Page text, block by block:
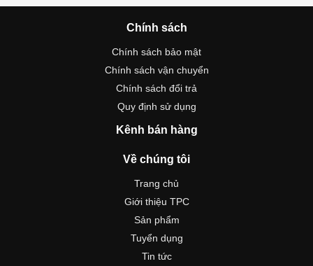
Chính sách
Chính sách bảo mật
Chính sách vận chuyển
Chính sách đổi trả
Quy định sử dụng
Kênh bán hàng
Về chúng tôi
Trang chủ
Giới thiệu TPC
Sản phẩm
Tuyển dụng
Tin tức